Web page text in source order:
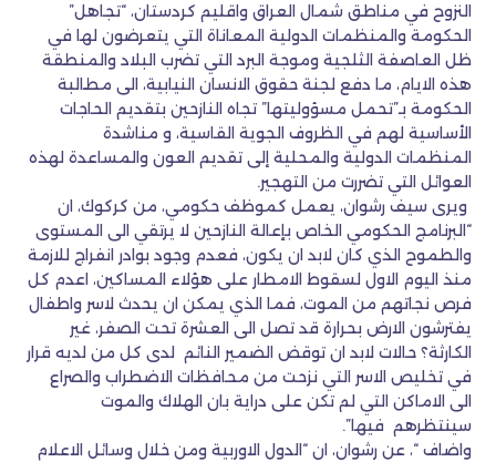
النزوح في مناطق شمال العراق واقليم كردستان، “تجاهل”
الحكومة والمنظمات الدولية المعاناة التي يتعرضون لها في
ظل العاصفة الثلجية وموجة البرد التي تضرب البلاد والمنطقة
هذه الايام، ما دفع لجنة حقوق الانسان النيابية، الى مطالبة
الحكومة بـ”تحمل مسؤوليتها” تجاه النازحين بتقديم الحاجات
الأساسية لهم في الظروف الجوية القاسية، و مناشدة
المنظمات الدولية والمحلية إلى تقديم العون والمساعدة لهذه
العوائل التي تضررت من التهجير.
ويرى سيف رشوان، يعمل كموظف حكومي، من كركوك، ان
“البرنامج الحكومي الخاص بإعالة النازحين لا يرتقي الى المستوى
والطموح الذي كان لابد ان يكون، فعدم وجود بوادر انفراج للازمة
منذ اليوم الاول لسقوط الامطار على هؤلاء المساكين، اعدم كل
فرص نجاتهم من الموت، فما الذي يمكن ان يحدث لاسر واطفال
يفترشون الارض بحرارة قد تصل الى العشرة تحت الصفر، غير
الكارثة؟ حالات لابد ان توقض الضمير النائم لدى كل من لديه قرار
في تخليص الاسر التي نزحت من محافظات الاضطراب والصراع
الى الاماكن التي لم تكن على دراية بان الهلاك والموت
سينتظرهم فيها”.
واضاف “، عن رشوان، ان “الدول الاوربية ومن خلال وسائل الاعلام